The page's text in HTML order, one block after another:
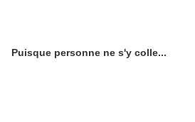
Puisque personne ne s'y colle...